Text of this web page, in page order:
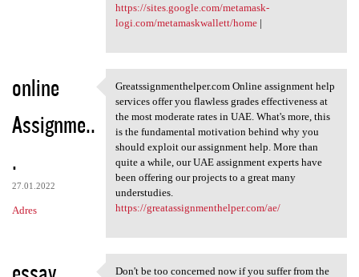
https://sites.google.com/metamask-
logi.com/metamaskwallett/home|
online
Assignme..
.
27.01.2022
Adres
Greatssignmenthelper.com
Greatssignmenthelper.com Online assignment help
services offer you flawless grades effectiveness at
the most moderate rates in UAE. What's more, this
is the fundamental motivation behind why you
should exploit our assignment help. More than
quite a while, our UAE assignment experts have
been offering our projects to a great many
understudies.
https://greatassignmenthelper.com/ae/
Don't be too concerned now if you suffer from the